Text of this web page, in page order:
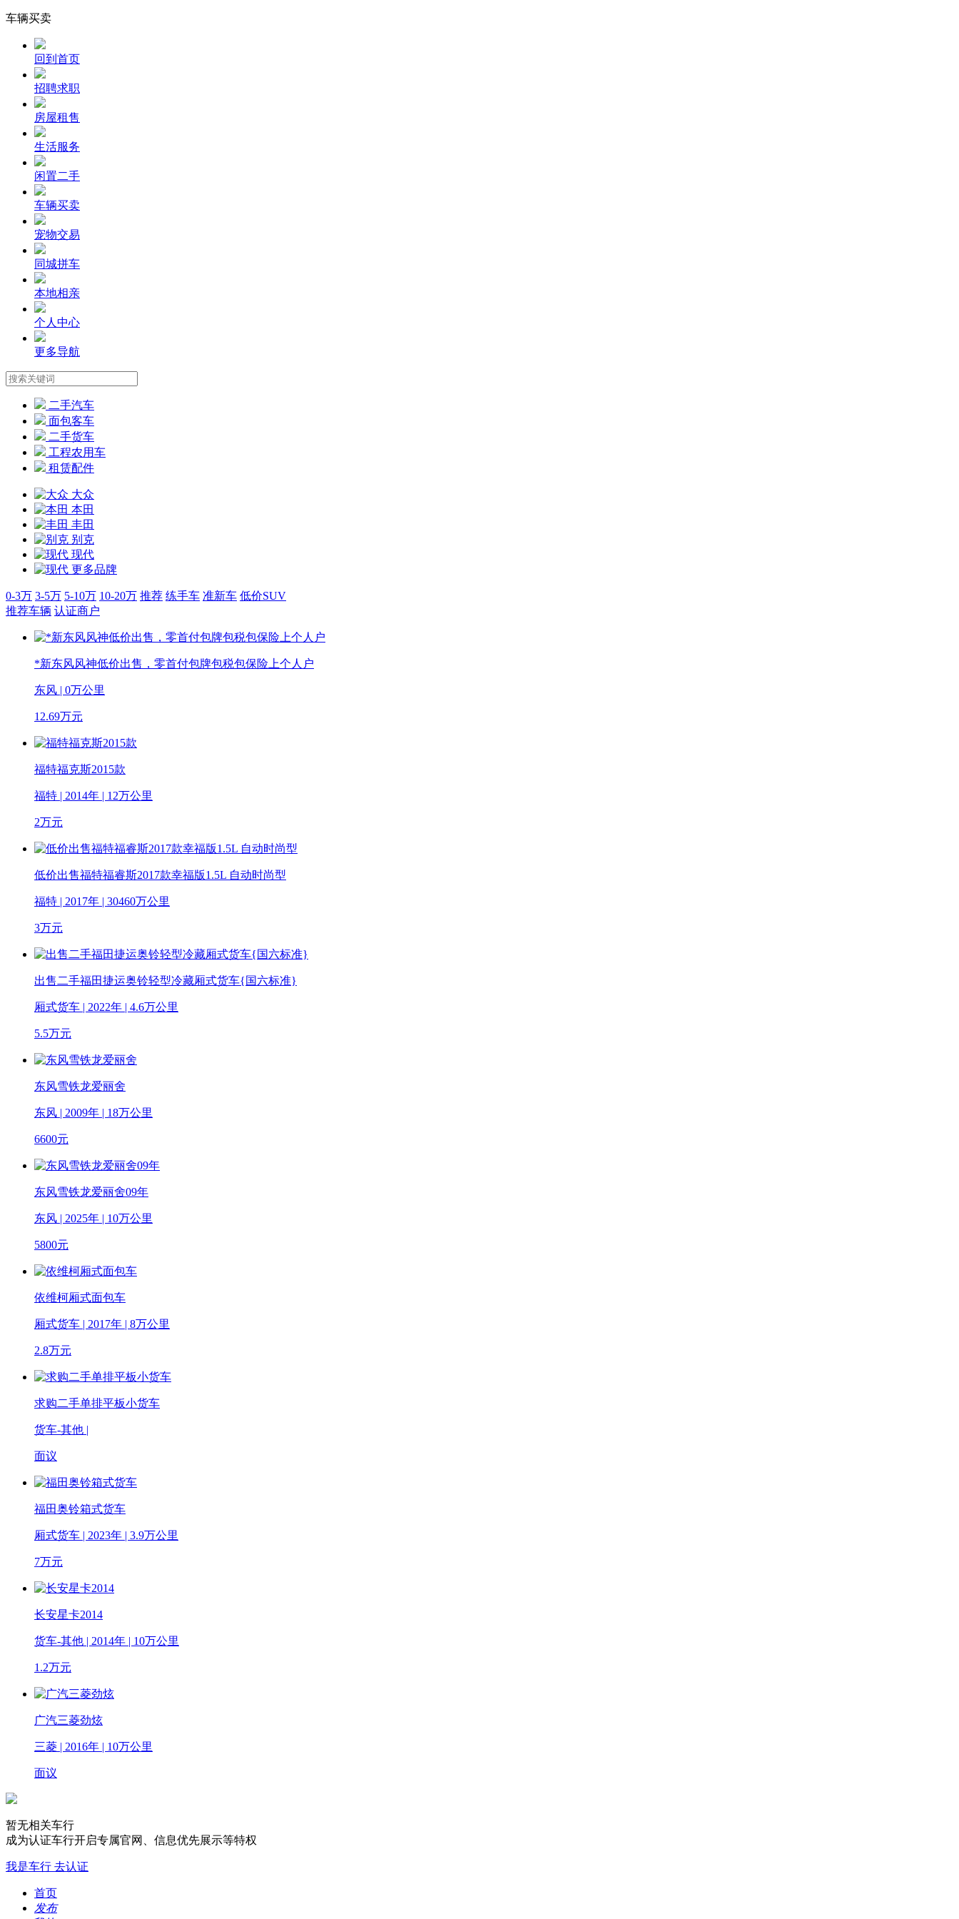
车辆买卖
回到首页
招聘求职
房屋租售
生活服务
闲置二手
车辆买卖
宠物交易
同城拼车
本地相亲
个人中心
更多导航
二手汽车
面包客车
二手货车
工程农用车
租赁配件
大众
本田
丰田
别克
现代
更多品牌
0-3万 3-5万 5-10万 10-20万 推荐 练手车 准新车 低价SUV
推荐车辆 认证商户
*新东风风神低价出售，零首付包牌包税包保险上个人户
东风 | 0万公里
12.69万元
福特福克斯2015款
福特 | 2014年 | 12万公里
2万元
低价出售福特福睿斯2017款幸福版1.5L 自动时尚型
福特 | 2017年 | 30460万公里
3万元
出售二手福田捷运奥铃轻型冷藏厢式货车{国六标准}
厢式货车 | 2022年 | 4.6万公里
5.5万元
东风雪铁龙爱丽舍
东风 | 2009年 | 18万公里
6600元
东风雪铁龙爱丽舍09年
东风 | 2025年 | 10万公里
5800元
依维柯厢式面包车
厢式货车 | 2017年 | 8万公里
2.8万元
求购二手单排平板小货车
货车-其他 |
面议
福田奥铃箱式货车
厢式货车 | 2023年 | 3.9万公里
7万元
长安星卡2014
货车-其他 | 2014年 | 10万公里
1.2万元
广汽三菱劲炫
三菱 | 2016年 | 10万公里
面议
暂无相关车行
成为认证车行开启专属官网、信息优先展示等特权
我是车行 去认证
首页
发布